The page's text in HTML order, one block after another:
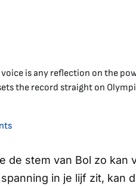
is any reflection on the
the record straight on
de stem van Bol zo kan
in je lijf zit, kan